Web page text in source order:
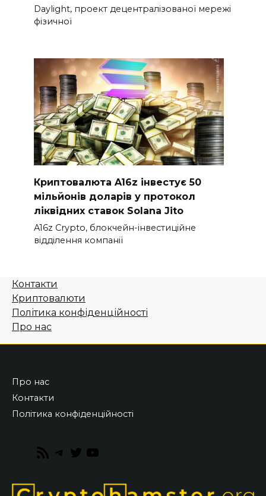
Daylight, проект децентралізованої мережі
фізичної
Криптовалюта A16z інвестує 50
мільйонів доларів у протокол
ліквідних ставок Solana Jito
A16z Crypto, блокчейн-інвестиційне
відділення компанії
Контакти
Криптовалюти
Політика конфіденційності
Про нас
Про нас
Контакти
Політика конфіденційності
RSS
Telegram
Twitter